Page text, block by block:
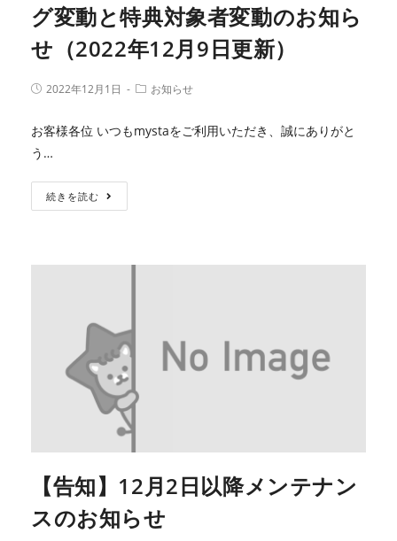
グ変動と特典対象者変動のお知ら
せ（2022年12月9日更新）
2022年12月1日 お知らせ
お客様各位 いつもmystaをご利用いただき、誠にありがと
う…
続きを読む
【告知】12月2日以降メンテナン
スのお知らせ